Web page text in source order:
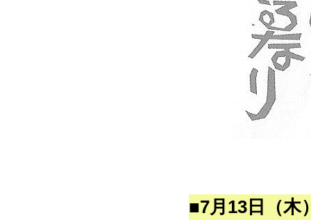
■7月13日（木